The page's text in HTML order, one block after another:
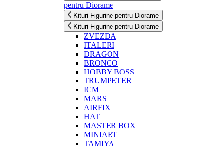
pentru Diorame
Kituri Figurine pentru Diorame
Kituri Figurine pentru Diorame
ZVEZDA
ITALERI
DRAGON
BRONCO
HOBBY BOSS
TRUMPETER
ICM
MARS
AIRFIX
HAT
MASTER BOX
MINIART
TAMIYA